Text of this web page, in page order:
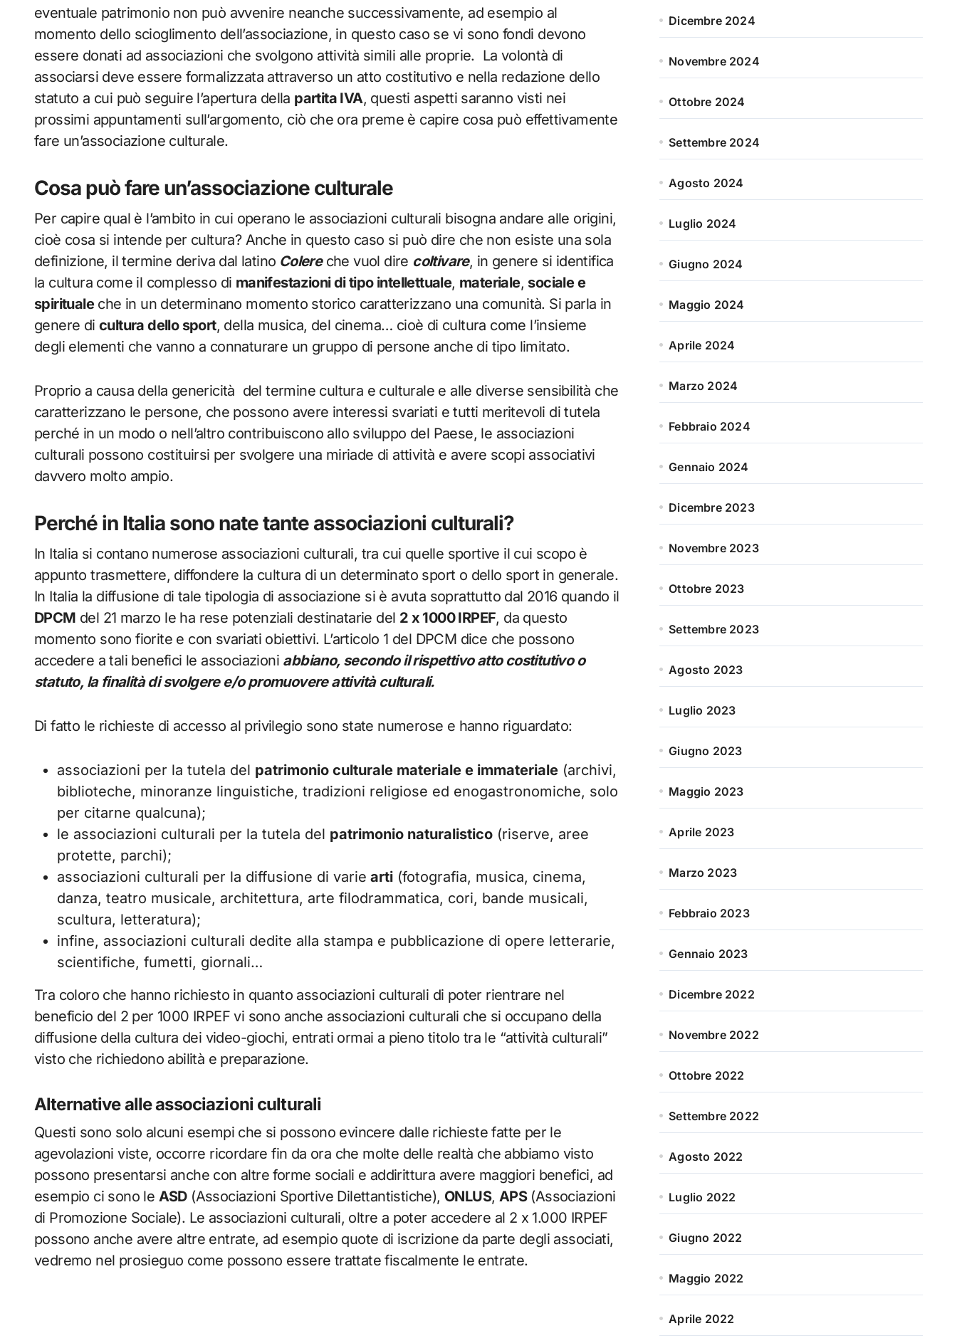
eventuale patrimonio non può avvenire neanche successivamente, ad esempio al
momento dello scioglimento dell’associazione, in questo caso se vi sono fondi devono
essere donati ad associazioni che svolgono attività simili alle proprie. La volontà di
associarsi deve essere formalizzata attraverso un atto costitutivo e nella redazione dello
statuto a cui può seguire l’apertura della partita IVA, questi aspetti saranno visti nei
prossimi appuntamenti sull’argomento, ciò che ora preme è capire cosa può effettivamente
fare un’associazione culturale.
Cosa può fare un’associazione culturale
Per capire qual è l’ambito in cui operano le associazioni culturali bisogna andare alle origini,
cioè cosa si intende per cultura? Anche in questo caso si può dire che non esiste una sola
definizione, il termine deriva dal latino Colereche vuol dire coltivare, in genere si identifica
la cultura come il complesso di manifestazioni di tipo intellettuale, materiale, sociale e
spiritualeche in un determinano momento storico caratterizzano una comunità. Si parla in
genere dicultura dello sport, della musica, del cinema… cioè di cultura come l’insieme
degli elementi che vanno a connaturare un gruppo di persone anche di tipo limitato.
Proprio a causa della genericità del termine cultura e culturale e alle diverse sensibilità che
caratterizzano le persone, che possono avere interessi svariati e tutti meritevoli di tutela
perché in un modo o nell’altro contribuiscono allo sviluppo del Paese, le associazioni
culturali possono costituirsi per svolgere una miriade di attività e avere scopi associativi
davvero molto ampio.
Perché in Italia sono nate tante associazioni culturali?
In Italia si contano numerose associazioni culturali, tra cui quelle sportive il cui scopo è
appunto trasmettere, diffondere la cultura di un determinato sport o dello sport in generale.
In Italia la diffusione di tale tipologia di associazione si è avuta soprattutto dal 2016 quando il
DPCM del 21 marzo le ha rese potenziali destinatarie del 2 x 1000 IRPEF, da questo
momento sono fiorite e con svariati obiettivi. L’articolo 1 del DPCM dice che possono
accedere a tali benefici le associazioni abbiano, secondo il rispettivo atto costitutivo o
statuto, la finalità di svolgere e/o promuovere attività culturali.
Di fatto le richieste di accesso al privilegio sono state numerose e hanno riguardato:
associazioni per la tutela del patrimonio culturale materiale e immateriale (archivi,
biblioteche, minoranze linguistiche, tradizioni religiose ed enogastronomiche, solo
per citarne qualcuna);
le associazioni culturali per la tutela del patrimonio naturalistico (riserve, aree
protette, parchi);
associazioni culturali per la diffusione di varie arti (fotografia, musica, cinema,
danza, teatro musicale, architettura, arte filodrammatica, cori, bande musicali,
scultura, letteratura);
infine, associazioni culturali dedite alla stampa e pubblicazione di opere letterarie,
scientifiche, fumetti, giornali…
Tra coloro che hanno richiesto in quanto associazioni culturali di poter rientrare nel
beneficio del 2 per 1000 IRPEF vi sono anche associazioni culturali che si occupano della
diffusione della cultura dei video-giochi, entrati ormai a pieno titolo tra le “attività culturali”
visto che richiedono abilità e preparazione.
Alternative alle associazioni culturali
Questi sono solo alcuni esempi che si possono evincere dalle richieste fatte per le
agevolazioni viste, occorre ricordare fin da ora che molte delle realtà che abbiamo visto
possono presentarsi anche con altre forme sociali e addirittura avere maggiori benefici, ad
esempio ci sono le ASD(Associazioni Sportive Dilettantistiche), ONLUS, APS(Associazioni
di Promozione Sociale). Le associazioni culturali, oltre a poter accedere al 2 x 1.000 IRPEF
possono anche avere altre entrate, ad esempio quote di iscrizione da parte degli associati,
vedremo nel prosieguo come possono essere trattate fiscalmente le entrate.
Dicembre 2024
Novembre 2024
Ottobre 2024
Settembre 2024
Agosto 2024
Luglio 2024
Giugno 2024
Maggio 2024
Aprile 2024
Marzo 2024
Febbraio 2024
Gennaio 2024
Dicembre 2023
Novembre 2023
Ottobre 2023
Settembre 2023
Agosto 2023
Luglio 2023
Giugno 2023
Maggio 2023
Aprile 2023
Marzo 2023
Febbraio 2023
Gennaio 2023
Dicembre 2022
Novembre 2022
Ottobre 2022
Settembre 2022
Agosto 2022
Luglio 2022
Giugno 2022
Maggio 2022
Aprile 2022